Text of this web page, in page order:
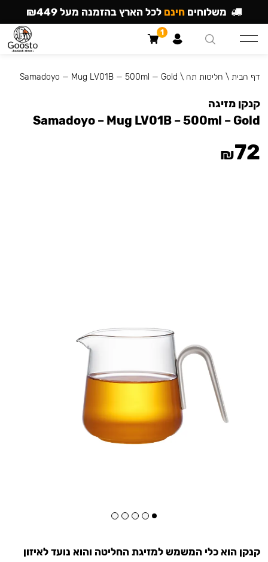
קנקן הוא כלי המשמש למזיגת החליטה והוא נועד לאיזון
דף הבית \ חליטות תה \
Samadoyo — Mug LV01B — 500ml — Gold
קנקן מזיגה
Samadoyo – Mug LV01B – 500ml – Gold
₪72
משלוחים חינם לכל הארץ בהזמנה מעל ₪449
1